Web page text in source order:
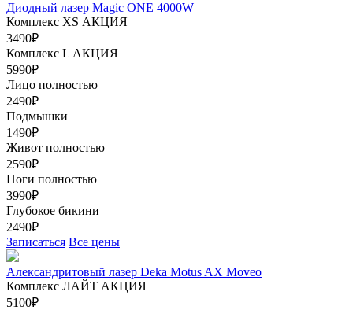
Диодный лазер Magic ONE 4000W
Комплекс ХS АКЦИЯ
3490₽
Комплекс L АКЦИЯ
5990₽
Лицо полностью
2490₽
Подмышки
1490₽
Живот полностью
2590₽
Ноги полностью
3990₽
Глубокое бикини
2490₽
Записаться Все цены
Александритовый лазер Deka Motus AX Moveo
Комплекс ЛАЙТ АКЦИЯ
5100₽